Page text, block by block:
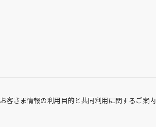
お客さま情報の利用目的と共同利用に関するご案内